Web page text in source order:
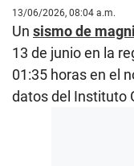
13/06/2026, 08:04 a.m.
Un sismo de
13 de junio en la
01:35 horas en el
datos del Instituto